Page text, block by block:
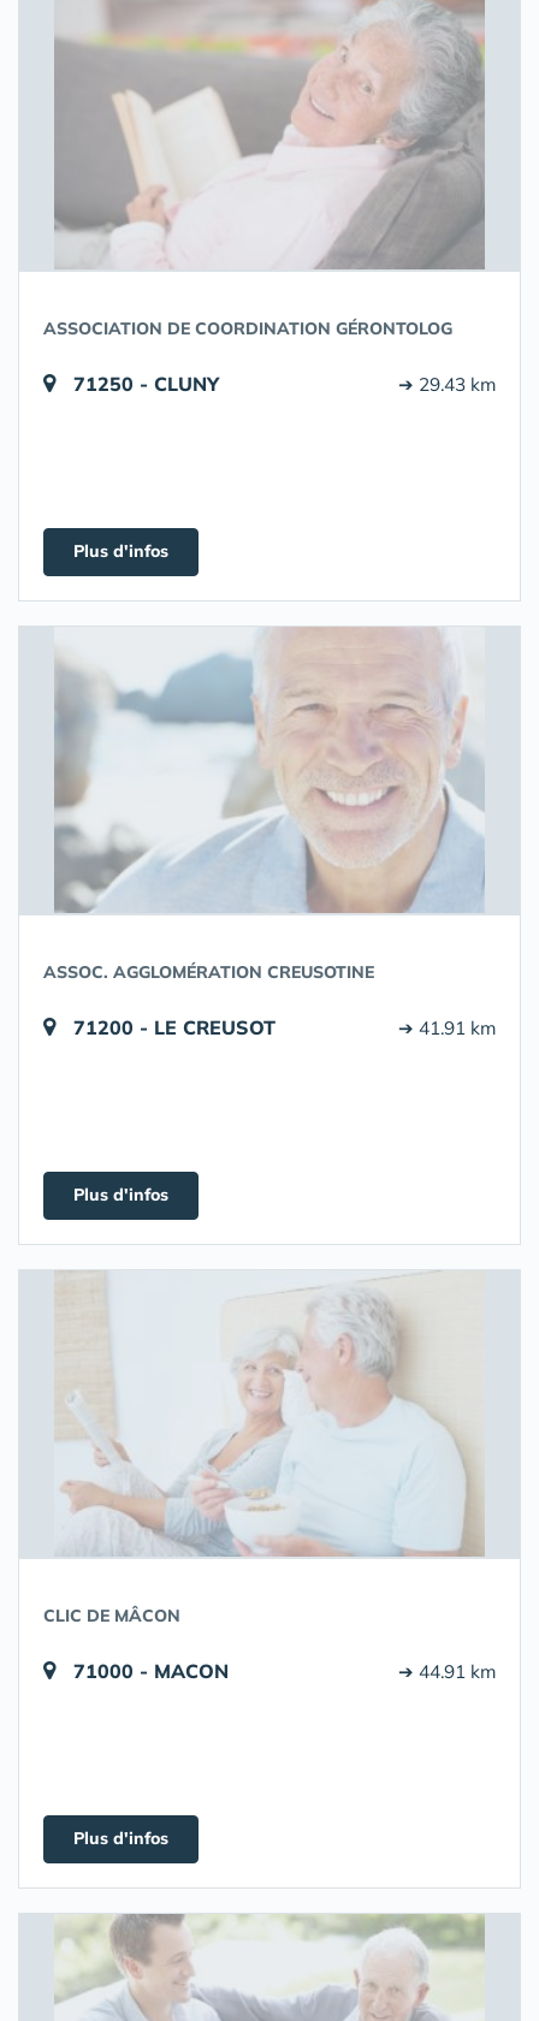
ASSOCIATION DE COORDINATION GÉRONTOLOG
71250 - CLUNY ➔ 29.43 km
Plus d'infos
ASSOC. AGGLOMÉRATION CREUSOTINE
71200 - LE CREUSOT ➔ 41.91 km
Plus d'infos
CLIC DE MÂCON
71000 - MACON ➔ 44.91 km
Plus d'infos